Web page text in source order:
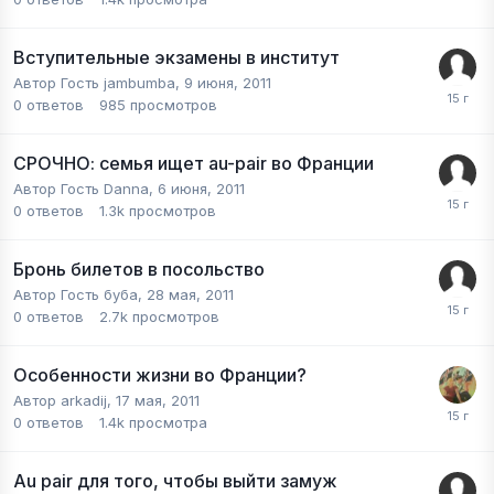
Вступительные экзамены в институт
Автор Гость jambumba, 9 июня, 2011
0 ответов 985 просмотров
СРОЧНО: семья ищет au-pair во Франции
Автор Гость Danna, 6 июня, 2011
0 ответов 1.3k просмотров
Бронь билетов в посольство
Автор Гость буба, 28 мая, 2011
0 ответов 2.7k просмотров
Особенности жизни во Франции?
Автор arkadij, 17 мая, 2011
0 ответов 1.4k просмотра
Au pair для того, чтобы выйти замуж